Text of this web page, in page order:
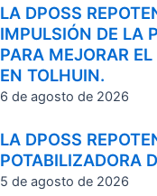
LA DPOSS
IMPULSIÓN DE LA
PARA MEJORAR
EN TOLHUIN.
6 de agosto de 2026
LA DPOSS
POTABILIZADORA
5 de agosto de 2026